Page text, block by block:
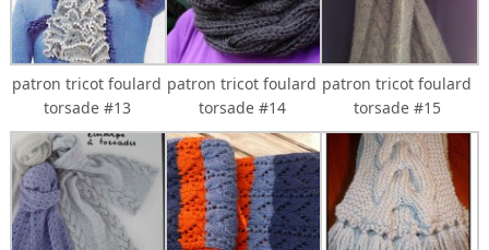
patron tricot foulard
torsade #13
patron tricot foulard
torsade #14
patron tricot foulard
torsade #15